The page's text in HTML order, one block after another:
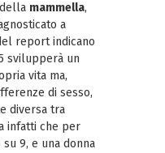
mammella,
a
report indicano
svilupperà un
vita ma,
di sesso,
diversa tra
infatti che per
9, e una donna